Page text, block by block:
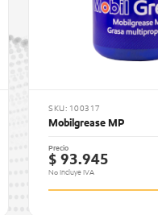
SKU: 100317
Mobilgrease MP
Precio
$ 93.945
No Incluye IVA